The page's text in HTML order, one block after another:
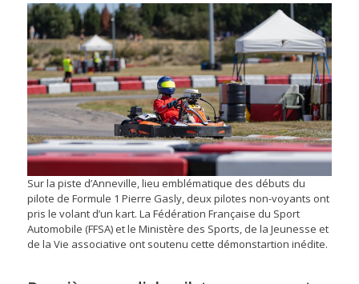
Sur la piste d’Anneville, lieu emblématique des débuts du
pilote de Formule 1 Pierre Gasly, deux pilotes non-voyants ont
pris le volant d’un kart. La Fédération Française du Sport
Automobile (FFSA) et le Ministère des Sports, de la Jeunesse et
de la Vie associative ont soutenu cette démonstartion inédite.